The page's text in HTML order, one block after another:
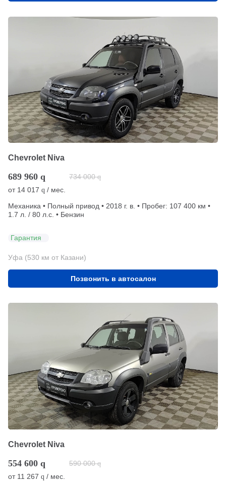
Chevrolet Niva
689 960 q 734 000 q
от 14 017 q / мес.
Механика • Полный привод • 2018 г. в. • Пробег: 107 400 км •
1.7 л. / 80 л.с. • Бензин
Гарантия
Уфа (530 км от Казани)
Позвонить в автосалон
Chevrolet Niva
554 600 q 590 000 q
от 11 267 q / мес.